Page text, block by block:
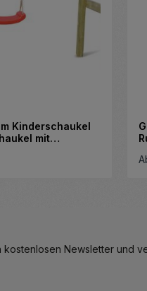
Kinderschaukel
mit
kostenlosen Newsletter und